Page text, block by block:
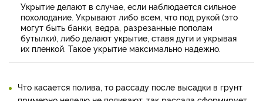
Укрытие делают в случае, если наблюдается сильное
похолодание. Укрывают либо всем, что под рукой (это
могут быть банки, ведра, разрезанные пополам
бутылки), либо делают укрытие, ставя дуги и укрывая
их пленкой. Такое укрытие максимально надежно.
Что касается полива, то рассаду после высадки в грунт